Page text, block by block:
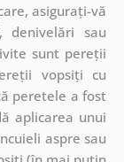
asigurați-vă
denivelări sau
sunt pereții
vopsiți cu
peretele a fost
aplicarea unui
aspre sau